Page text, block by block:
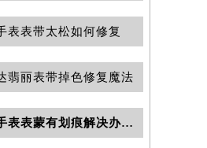
表表带太松如何修复
翡丽表带掉色修复魔法
百达翡丽手表表蒙有划痕解决办法详解